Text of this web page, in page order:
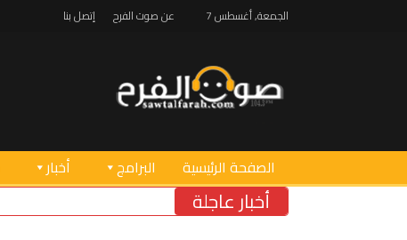
الجمعة, أغسطس 7 عن صوت الفرح إتصل بنا
الصفحة الرئيسية البرامج أخبار
أخبار عاجلة